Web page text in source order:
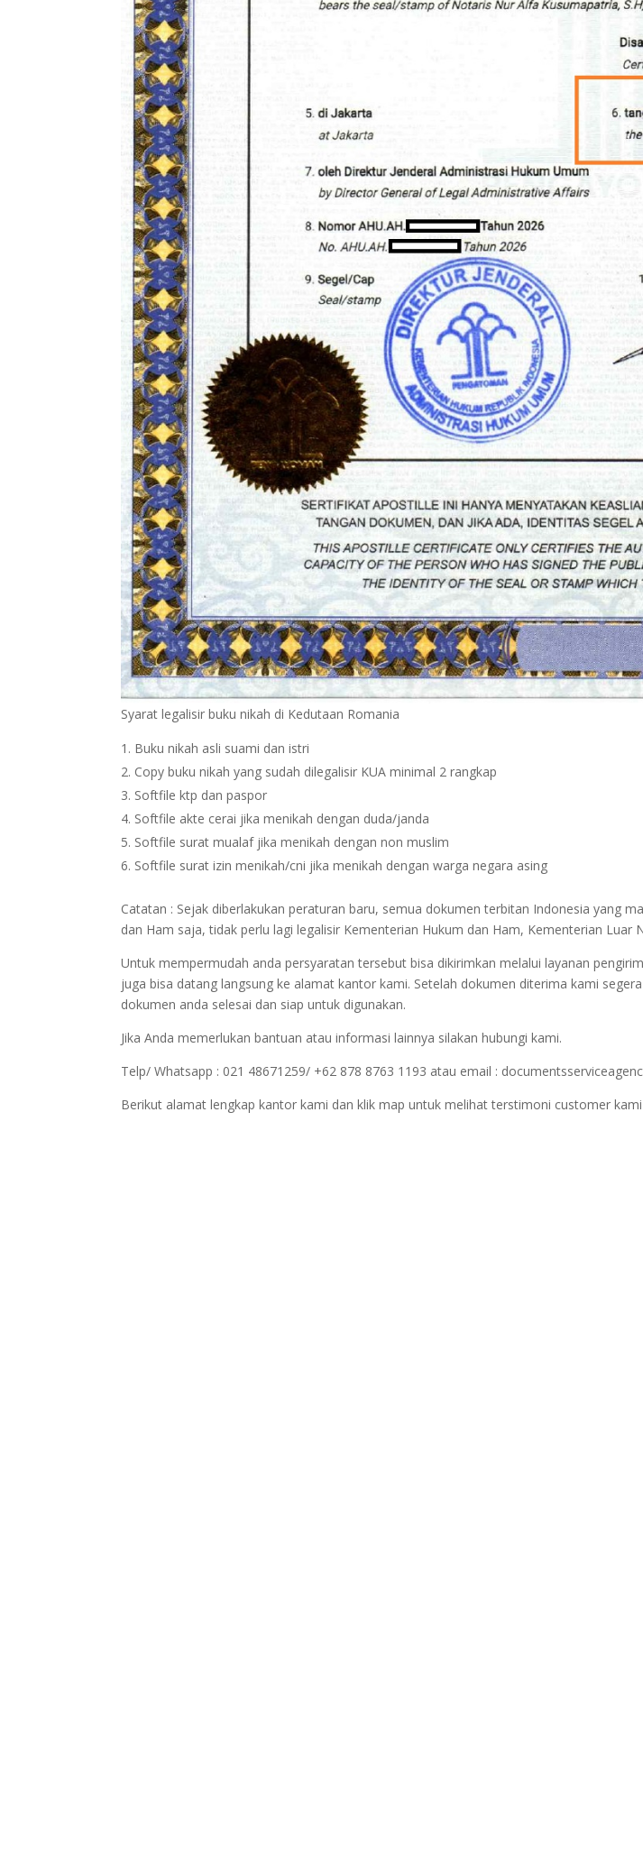
Syarat legalisir buku nikah di Kedutaan Romania
Buku nikah asli suami dan istri
Copy buku nikah yang sudah dilegalisir KUA minimal 2 rangkap
Softfile ktp dan paspor
Softfile akte cerai jika menikah dengan duda/janda
Softfile surat mualaf jika menikah dengan non muslim
Softfile surat izin menikah/cni jika menikah dengan warga negara asing
Catatan : Sejak diberlakukan peraturan baru, semua dokumen terbitan Indonesia yang
dan Ham saja, tidak perlu lagi legalisir Kementerian Hukum dan Ham, Kementerian Luar
Untuk mempermudah anda persyaratan tersebut bisa dikirimkan melalui layanan
juga bisa datang langsung ke alamat kantor kami. Setelah dokumen diterima kami
dokumen anda selesai dan siap untuk digunakan.
Jika Anda memerlukan bantuan atau informasi lainnya silakan hubungi kami.
Telp/ Whatsapp : 021 48671259/ +62 878 8763 1193 atau email :
Berikut alamat lengkap kantor kami dan klik map untuk melihat terstimoni customer kami